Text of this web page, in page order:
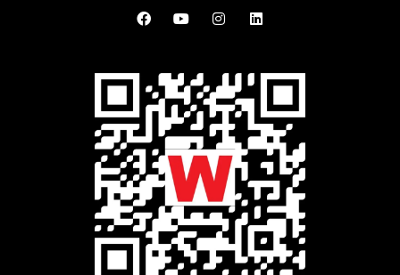
F
a
o
k
Y
o
b
e
I
n
g
r
a
m
L
i